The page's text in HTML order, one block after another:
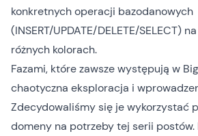
konkretnych operacji bazodanowych
(INSERT/UPDATE/DELETE/SELECT)
różnych kolorach.
Fazami, które zawsze występują w
chaotyczna eksploracja i
Zdecydowaliśmy się je wykorzystać
domeny na potrzeby tej serii postów.